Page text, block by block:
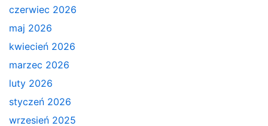
czerwiec 2026
maj 2026
kwiecień 2026
marzec 2026
luty 2026
styczeń 2026
wrzesień 2025